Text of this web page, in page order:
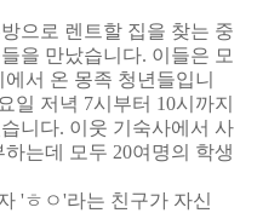
으로 렌트할 집을 찾는 중
을 만났습니다. 이들은 모
서 온 몽족 청년들입니
일 저녁 7시부터 10시까지
니다. 이웃 기숙사에서 사
는데 모두 20여명의 학생
'ㅎㅇ'라는 친구가 자신